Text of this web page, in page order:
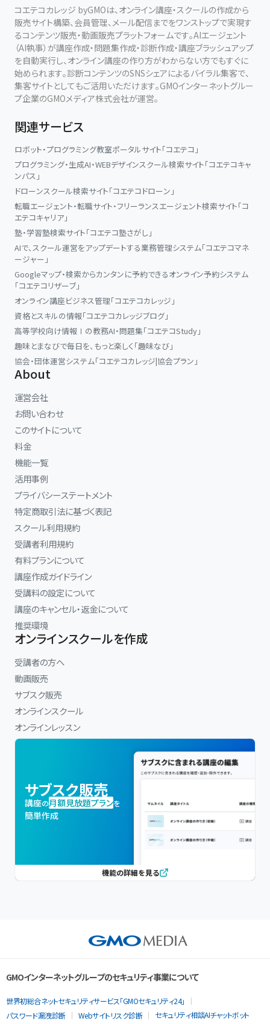
★[Step.2]一問一答編
￣￣￣￣￣￣￣￣￣￣￣
最初に『一問一答式過去問集』を解きます。
この『一問一答式過去問集』は、過去の本試験問題を選択肢別に分
解し、[Step.1]と同じ順序に整理し直したものです。
この問題集を解くことにより、
・[Step.1]で勉強した基礎知識が実際の本試験ではどのように出題
されるか
を身に付けることができます。
これが、つまり、本試験で使える解法テクニックなのです。
①『図表集』
②『一問一答式過去問集』
★[Step.3]過去問演習編
￣￣￣￣￣￣￣￣￣￣￣￣
しかし、ここでの学習は、模擬試験でもなければ、本試験のシミュレ
ーションでもありません。過去問はあくまで、「つぎの本試験に合格
するための学習ツール」。
この過去問を学習の素材にして、[Step.1]でマスターした基本知識
や[Step.2]で学んだ解法テクニックを一層確実に、そして本試験で
使えるレベルに仕上げていきます。
【使用教材】
これがスリー・ステップの流れです。
(1)『図表集』にあるビジュアル・イメージを思い出す。
(2)ビジュアル・イメージと各選択肢を照らし合わせ、○×を判断す
(3)正しい肢（又は誤った肢）が１つに決まったら、それを正解と決定
このプロセスを、受験生が、制限時間内に、自力で、できるようにしな
知識を無理に詰め込んだり、語呂合わせに頼ったりするのは、リスキ
ーです。
スリー・ステップ方式で繰返し学習をすることにより、必要な知識
を、理解した上で、自然に身に付けていこう、これがこの講座の特長
コエテコカレッジ byGMOは、オンライン講座・スクールの作成から
販売サイト構築、会員管理、メール配信までをワンストップで実現す
るコンテンツ販売・動画販売プラットフォームです。AIエージェント
（AI執事）が講座作成・問題集作成・診断作成・講座ブラッシュアップ
を自動実行し、オンライン講座の作り方がわからない方でもすぐに
始められます。診断コンテンツのSNSシェアによるバイラル集客で、
集客サイトとしてもご活用いただけます。GMOインターネットグルー
プ企業のGMOメディア株式会社が運営。
関連サービス
ロボット・プログラミング教室ポータルサイト「コエテコ」
プログラミング・生成AI・WEBデザインスクール検索サイト「コエテコキャ
ンパス」
ドローンスクール検索サイト「コエテコドローン」
転職エージェント・転職サイト・フリーランスエージェント検索サイト「コ
エテコキャリア」
塾・学習塾検索サイト「コエテコ塾さがし」
AIで、スクール運営をアップデートする業務管理システム「コエテコマネ
ージャー」
Googleマップ・検索からカンタンに予約できるオンライン予約システム
「コエテコリザーブ」
オンライン講座ビジネス管理「コエテコカレッジ」
資格とスキルの情報「コエテコカレッジブログ」
高等学校向け情報Ⅰの教務AI・問題集「コエテコStudy」
趣味とまなびで毎日を、もっと楽しく「趣味なび」
協会・団体運営システム「コエテコカレッジ|協会プラン」
About
運営会社
お問い合わせ
このサイトについて
料金
機能一覧
活用事例
プライバシーステートメント
特定商取引法に基づく表記
スクール利用規約
受講者利用規約
有料プランについて
講座作成ガイドライン
受講料の設定について
講座のキャンセル・返金について
推奨環境
オンラインスクールを作成
受講者の方へ
動画販売
サブスク販売
オンラインスクール
オンラインレッスン
サブスク販売
講座の月額見放題プランを
簡単作成
機能の詳細を見る
GMOインターネットグループのセキュリティ事業について
世界初総合ネットセキュリティサービス「GMOセキュリティ24」
パスワード漏洩診断
Webサイトリスク診断 セキュリティ相談AIチャットボット